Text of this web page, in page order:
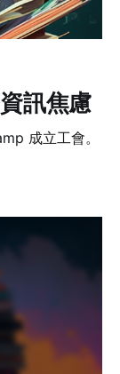
訊焦慮
成立工會。